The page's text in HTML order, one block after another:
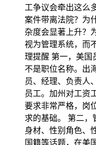
工争议会牵出这么
案件带离法院？为
杂度会显著上升？
视为管理系统，而
理提醒 第一，美国
不是职位名称。出
员、经理、负责人
员工。加州对工资
要求非常严格，岗
求的基础。 第二，
身材、性别角色、
国籍等话题，在美